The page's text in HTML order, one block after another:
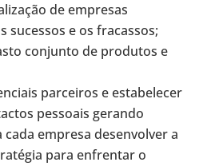
de empresas
sucessos e os fracassos;
conjunto de produtos e
parceiros e estabelecer
pessoais gerando
empresa desenvolver a
para enfrentar o